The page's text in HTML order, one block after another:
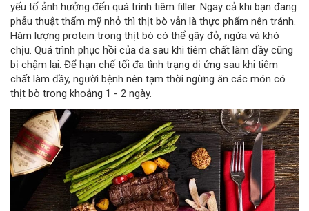
yếu tố ảnh hưởng đến quá trình tiêm filler. Ngay cả khi bạn đang
phẫu thuật thẩm mỹ nhỏ thì thịt bò vẫn là thực phẩm nên tránh.
Hàm lượng protein trong thịt bò có thể gây đỏ, ngứa và khó
chịu. Quá trình phục hồi của da sau khi tiêm chất làm đầy cũng
bị chậm lại. Để hạn chế tối đa tình trạng dị ứng sau khi tiêm
chất làm đầy, người bệnh nên tạm thời ngừng ăn các món có
thịt bò trong khoảng 1 - 2 ngày.